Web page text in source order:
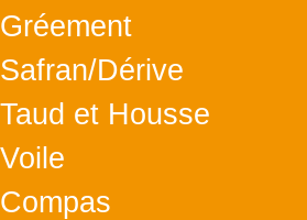
Gréement
Safran/Dérive
Taud et Housse
Voile
Compas